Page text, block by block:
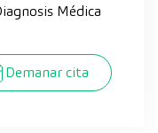
Médica
Demanar cita